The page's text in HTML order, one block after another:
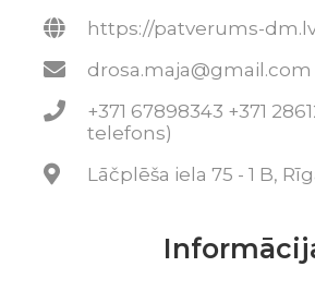
https://patverums-
drosa.maja@gmail.com
+371 67898343 +371
telefons)
Lāčplēša iela 75 - 1 B,